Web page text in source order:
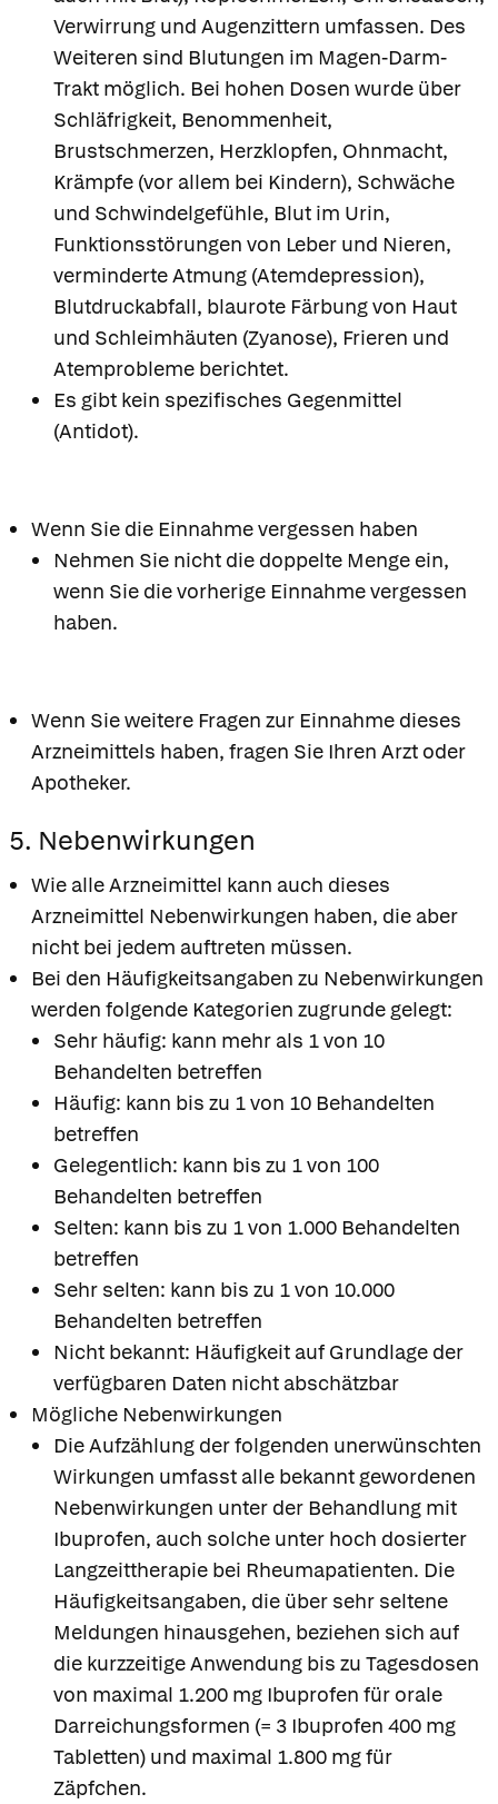
Verwirrung und Augenzittern umfassen. Des
Weiteren sind Blutungen im Magen-Darm-
Trakt möglich. Bei hohen Dosen wurde über
Schläfrigkeit, Benommenheit,
Brustschmerzen, Herzklopfen, Ohnmacht,
Krämpfe (vor allem bei Kindern), Schwäche
und Schwindelgefühle, Blut im Urin,
Funktionsstörungen von Leber und Nieren,
verminderte Atmung (Atemdepression),
Blutdruckabfall, blaurote Färbung von Haut
und Schleimhäuten (Zyanose), Frieren und
Atemprobleme berichtet.
Es gibt kein spezifisches Gegenmittel
(Antidot).
Wenn Sie die Einnahme vergessen haben
Nehmen Sie nicht die doppelte Menge ein,
wenn Sie die vorherige Einnahme vergessen
haben.
Wenn Sie weitere Fragen zur Einnahme dieses
Arzneimittels haben, fragen Sie Ihren Arzt oder
Apotheker.
5. Nebenwirkungen
Wie alle Arzneimittel kann auch dieses
Arzneimittel Nebenwirkungen haben, die aber
nicht bei jedem auftreten müssen.
Bei den Häufigkeitsangaben zu Nebenwirkungen
werden folgende Kategorien zugrunde gelegt:
Sehr häufig: kann mehr als 1 von 10
Behandelten betreffen
Häufig: kann bis zu 1 von 10 Behandelten
betreffen
Gelegentlich: kann bis zu 1 von 100
Behandelten betreffen
Selten: kann bis zu 1 von 1.000 Behandelten
betreffen
Sehr selten: kann bis zu 1 von 10.000
Behandelten betreffen
Nicht bekannt: Häufigkeit auf Grundlage der
verfügbaren Daten nicht abschätzbar
Mögliche Nebenwirkungen
Die Aufzählung der folgenden unerwünschten
Wirkungen umfasst alle bekannt gewordenen
Nebenwirkungen unter der Behandlung mit
Ibuprofen, auch solche unter hoch dosierter
Langzeittherapie bei Rheumapatienten. Die
Häufigkeitsangaben, die über sehr seltene
Meldungen hinausgehen, beziehen sich auf
die kurzzeitige Anwendung bis zu Tagesdosen
von maximal 1.200 mg Ibuprofen für orale
Darreichungsformen (= 3 Ibuprofen 400 mg
Tabletten) und maximal 1.800 mg für
Zäpfchen.